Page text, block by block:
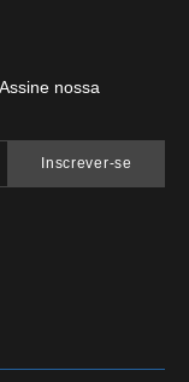
nossa
Inscrever-se